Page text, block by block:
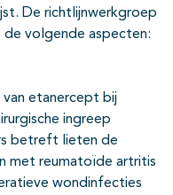
De richtlijnwerkgroep
volgende aspecten:
etanercept bij
ingreep
betreft lieten de
met reumatoïde artritis
wondinfecties